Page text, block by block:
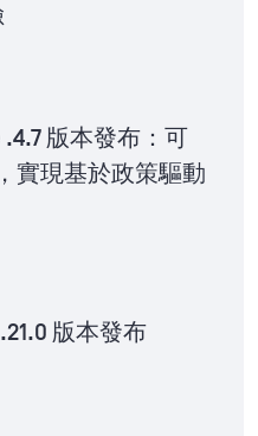
版本發布：可
實現基於政策驅動
版本發布